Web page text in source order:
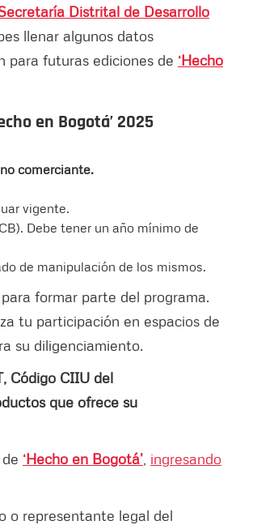
Distrital de Desarrollo
llenar algunos datos
para futuras ediciones de ‘Hecho
en Bogotá’ 2025
comerciante.
vigente.
Debe tener un año mínimo de
de manipulación de los mismos.
formar parte del programa.
tu participación en espacios de
su diligenciamiento.
Código CIIU del
que ofrece su
‘Hecho en Bogotá’ ingresando
o representante legal del